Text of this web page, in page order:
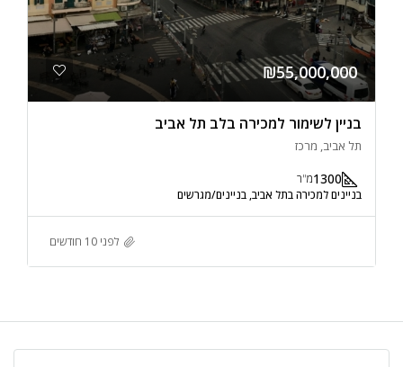
₪55,000,000
בניין לשימור למכירה בלב תל אביב
תל אביב, מרכז
1300מ"ר
בניינים למכירה בתל אביב, בניינים/מגרשים
לפני 10 חודשים